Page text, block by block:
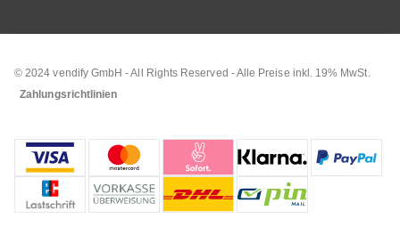
© 2024 vendify GmbH - All Rights Reserved - Alle Preise inkl. 19% MwSt.
Zahlungsrichtlinien